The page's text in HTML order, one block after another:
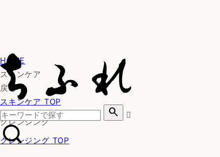
search
HOME
スキンケア
戻る
スキンケア TOP
クレンジング
クレンジング TOP